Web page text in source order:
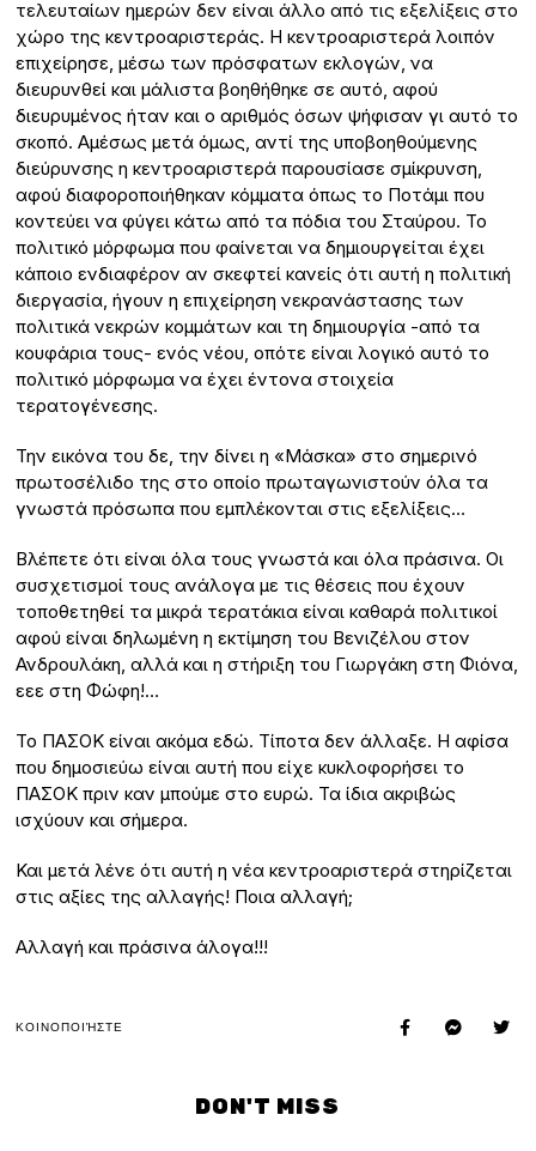
τελευταίων ημερών δεν είναι άλλο από τις εξελίξεις στο
χώρο της κεντροαριστεράς. Η κεντροαριστερά λοιπόν
επιχείρησε, μέσω των πρόσφατων εκλογών, να
διευρυνθεί και μάλιστα βοηθήθηκε σε αυτό, αφού
διευρυμένος ήταν και ο αριθμός όσων ψήφισαν γι αυτό το
σκοπό. Αμέσως μετά όμως, αντί της υποβοηθούμενης
διεύρυνσης η κεντροαριστερά παρουσίασε σμίκρυνση,
αφού διαφοροποιήθηκαν κόμματα όπως το Ποτάμι που
κοντεύει να φύγει κάτω από τα πόδια του Σταύρου. Το
πολιτικό μόρφωμα που φαίνεται να δημιουργείται έχει
κάποιο ενδιαφέρον αν σκεφτεί κανείς ότι αυτή η πολιτική
διεργασία, ήγουν η επιχείρηση νεκρανάστασης των
πολιτικά νεκρών κομμάτων και τη δημιουργία -από τα
κουφάρια τους- ενός νέου, οπότε είναι λογικό αυτό το
πολιτικό μόρφωμα να έχει έντονα στοιχεία
τερατογένεσης.
Την εικόνα του δε, την δίνει η «Μάσκα» στο σημερινό
πρωτοσέλιδο της στο οποίο πρωταγωνιστούν όλα τα
γνωστά πρόσωπα που εμπλέκονται στις εξελίξεις…
Βλέπετε ότι είναι όλα τους γνωστά και όλα πράσινα. Οι
συσχετισμοί τους ανάλογα με τις θέσεις που έχουν
τοποθετηθεί τα μικρά τερατάκια είναι καθαρά πολιτικοί
αφού είναι δηλωμένη η εκτίμηση του Βενιζέλου στον
Ανδρουλάκη, αλλά και η στήριξη του Γιωργάκη στη Φιόνα,
εεε στη Φώφη!…
Το ΠΑΣΟΚ είναι ακόμα εδώ. Τίποτα δεν άλλαξε. Η αφίσα
που δημοσιεύω είναι αυτή που είχε κυκλοφορήσει το
ΠΑΣΟΚ πριν καν μπούμε στο ευρώ. Τα ίδια ακριβώς
ισχύουν και σήμερα.
Και μετά λένε ότι αυτή η νέα κεντροαριστερά στηρίζεται
στις αξίες της αλλαγής! Ποια αλλαγή;
Αλλαγή και πράσινα άλογα!!!
ΚΟΙΝΟΠΟΙΉΣΤΕ
DON'T MISS